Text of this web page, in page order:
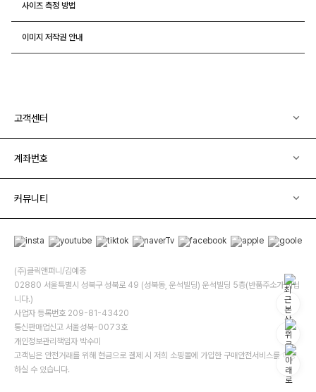
사이즈 측정 방법
이미지 저작권 안내
고객센터
계좌번호
커뮤니티
(주)클릭앤퍼니/김예중
02880 서울특별시 성북구 성북로 49 (성북동, 운석빌딩) 운석빌딩 5층(반품주소가 아닙
니다.)
사업자 등록번호 209-81-43420
통신판매업신고 서울성북-0073호
개인정보관리책임자 박수미
고객님은 안전거래를 위해 현금으로 결제 시 저희 소핑몰에 가입한 구매안전서비스를 이용
하실 수 있습니다.